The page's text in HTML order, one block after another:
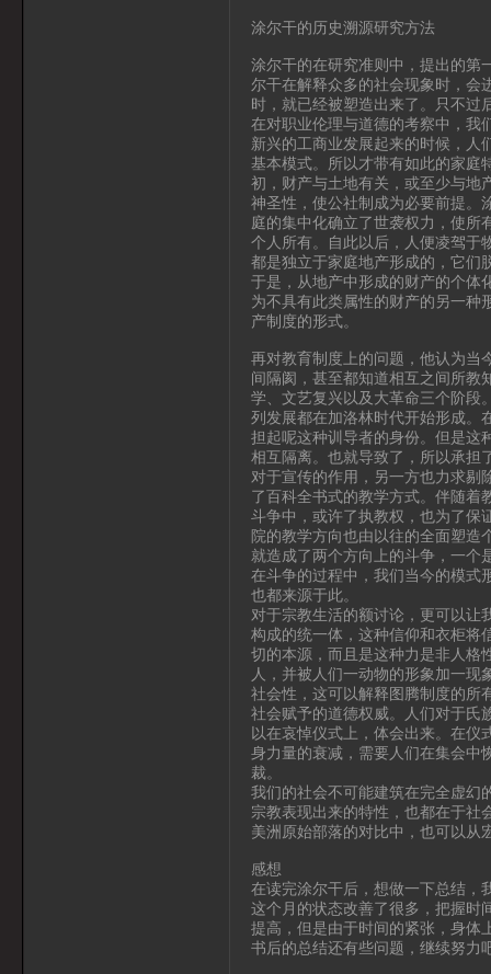
涂尔干的历史溯源研究方法
涂尔干的在研究准则中，提出的第
尔干在解释众多的社会现象时，会
时，就已经被塑造出来了。只不过
在对职业伦理与道德的考察中，我
新兴的工商业发展起来的时候，人
基本模式。所以才带有如此的家庭
初，财产与土地有关，或至少与地
神圣性，使公社制成为必要前提。
庭的集中化确立了世袭权力，使所
个人所有。自此以后，人便凌驾于
都是独立于家庭地产形成的，它们
于是，从地产中形成的财产的个体
为不具有此类属性的财产的另一种
产制度的形式。
再对教育制度上的问题，他认为当
间隔阂，甚至都知道相互之间所教
学、文艺复兴以及大革命三个阶段
列发展都在加洛林时代开始形成。
担起呢这种训导者的身份。但是这
相互隔离。也就导致了，所以承担
对于宣传的作用，另一方也力求剔
了百科全书式的教学方式。伴随着
斗争中，或许了执教权，也为了保
院的教学方向也由以往的全面塑造
就造成了两个方向上的斗争，一个
在斗争的过程中，我们当今的模式
也都来源于此。
对于宗教生活的额讨论，更可以让
构成的统一体，这种信仰和衣柜将
切的本源，而且是这种力是非人格
人，并被人们一动物的形象加一
社会性，这可以解释图腾制度的所
社会赋予的道德权威。人们对于氏
以在哀悼仪式上，体会出来。在仪
身力量的衰减，需要人们在集会中
裁。
我们的社会不可能建筑在完全虚幻
宗教表现出来的特性，也都在于社
美洲原始部落的对比中，也可以从
感想
在读完涂尔干后，想做一下总结，
这个月的状态改善了很多，把握时
提高，但是由于时间的紧张，身体
书后的总结还有些问题，继续努力